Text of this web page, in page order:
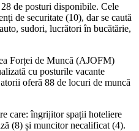
de posturi disponibile. Cele
de securitate (10), dar se caută
sudori, lucrători în bucătărie,
Forței de Muncă (AJOFM)
cu posturile vacante
oferă 88 de locuri de muncă
care: îngrijitor spații hoteliere
(8) și muncitor necalificat (4).